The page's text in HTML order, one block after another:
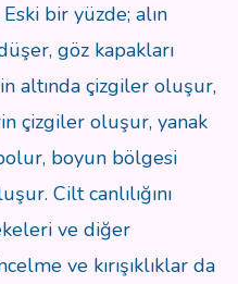
bir yüzde; alın
göz kapakları
altında çizgiler oluşur,
çizgiler oluşur, yanak
boyun bölgesi
Cilt canlılığını
ve diğer
ve kırışıklıklar da